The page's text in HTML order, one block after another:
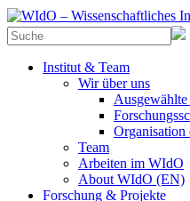
Institut & Team
Wir über uns
Organisation
Team
Arbeiten im WIdO
About WIdO (EN)
Forschung & Projekte